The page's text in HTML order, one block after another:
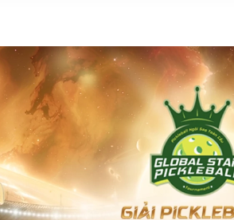
Toàn cầu lần 5 năm 2025
cầu lần 4 năm 2025
cầu lần 3 năm 2025
cầu lần 2 năm 2025
cầu lần 1 năm 2025